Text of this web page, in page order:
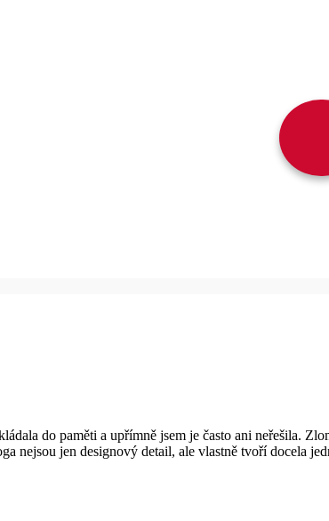
do paměti a upřímně jsem je často ani neřešila.
nejsou jen designový detail, ale vlastně tvoří docela